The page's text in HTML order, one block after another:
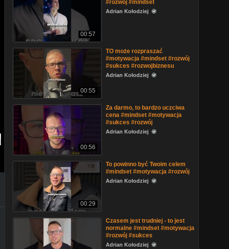
00:57
#rozwój #mindset
Adrian Kołodziej
00:55
TO może rozpraszać
#motywacja #mindset #rozwój
#sukces #rozwojbiznesu
Adrian Kołodziej
00:56
Za darmo, to bardzo uczciwa
cena #mindset #motywacja
#sukces #rozwój
Adrian Kołodziej
00:29
To powinno być Twoim celem
#mindset #motywacja #rozwój
Adrian Kołodziej
Czasem jest trudniej - to jest
normalne #mindset #motywacja
#rozwój #sukces
Adrian Kołodziej